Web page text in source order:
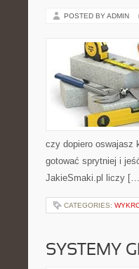
POSTED BY ADMIN
czy dopiero oswajasz
gotować sprytniej i
JakieSmaki.pl liczy
CATEGORIES:
SYSTEMY